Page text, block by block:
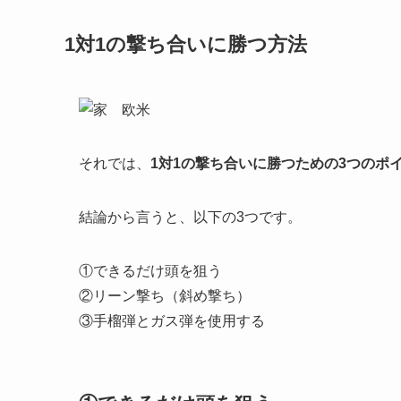
1対1の撃ち合いに勝つ方法
それでは、 1対1の撃ち合いに勝つための3つのポ
結論から言うと、以下の3つです。
①できるだけ頭を狙う
②リーン撃ち（斜め撃ち）
③手榴弾とガス弾を使用する